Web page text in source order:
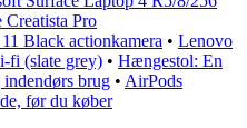
Creatista Pro
Black actionkamera • Lenovo
fi (slate grey) • Hængestol: En
brug • AirPods
før du køber